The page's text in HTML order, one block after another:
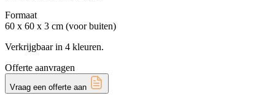
Formaat
60 x 60 x 3 cm (voor buiten)
Verkrijgbaar in 4 kleuren.
Offerte aanvragen
Vraag een offerte aan